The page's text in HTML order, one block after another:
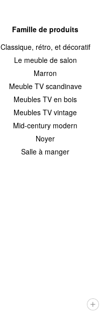
Famille de produits
Classique, rétro, et décoratif
Le meuble de salon
Marron
Meuble TV scandinave
Meubles TV en bois
Meubles TV vintage
Mid-century modern
Noyer
Salle à manger